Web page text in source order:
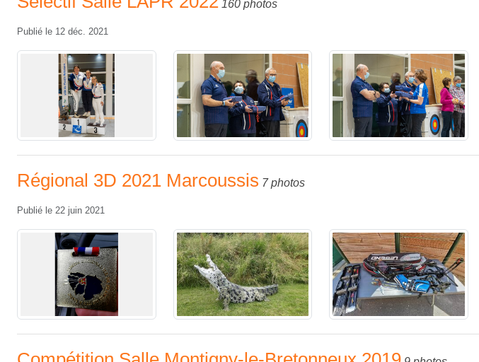
160 photos
Publié le 12 déc. 2021
Régional 3D 2021 Marcoussis 7 photos
Publié le 22 juin 2021